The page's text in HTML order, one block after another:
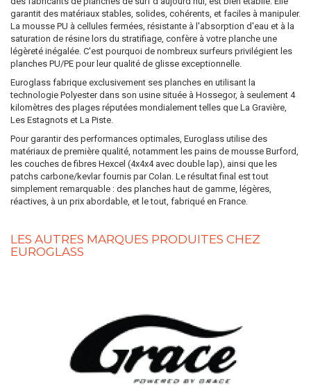
garantit des matériaux stables, solides, cohérents, et faciles à manipuler.
La mousse PU à cellules fermées, résistante à l'absorption d'eau et à la
saturation de résine lors du stratifiage, confère à votre planche une
légèreté inégalée. C'est pourquoi de nombreux surfeurs privilégient les
planches PU/PE pour leur qualité de glisse exceptionnelle.
Euroglass fabrique exclusivement ses planches en utilisant la
technologie Polyester dans son usine située à Hossegor, à seulement 4
kilomètres des plages réputées mondialement telles que La Gravière,
Les Estagnots et La Piste.
Pour garantir des performances optimales, Euroglass utilise des
matériaux de première qualité, notamment les pains de mousse Burford,
les couches de fibres Hexcel (4x4x4 avec double lap), ainsi que les
patchs carbone/kevlar fournis par Colan. Le résultat final est tout
simplement remarquable : des planches haut de gamme, légères,
réactives, à un prix abordable, et le tout, fabriqué en France.
LES AUTRES MARQUES PRODUITES CHEZ
EUROGLASS